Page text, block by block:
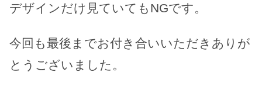
デザインだけ見ていてもNGです。
今回も最後までお付き合いいただきありが
とうございました。